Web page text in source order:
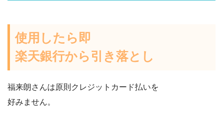
使用したら即
楽天銀行から引き落とし
福来朗さんは原則クレジットカード払いを
好みません。